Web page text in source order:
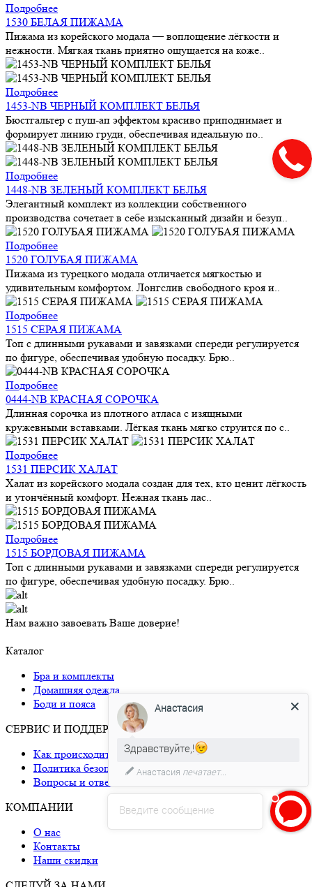
Подробнее
1530 БЕЛАЯ ПИЖАМА
Пижама из корейского модала — воплощение лёгкости и
нежности. Мягкая ткань приятно ощущается на коже..
Подробнее
1453-NB ЧЕРНЫЙ КОМПЛЕКТ БЕЛЬЯ
Бюстгальтер с пуш-ап эффектом красиво приподнимает и
формирует линию груди, обеспечивая идеальную по..
Подробнее
1448-NB ЗЕЛЕНЫЙ КОМПЛЕКТ БЕЛЬЯ
Элегантный комплект из коллекции собственного
производства сочетает в себе изысканный дизайн и безуп..
Подробнее
1520 ГОЛУБАЯ ПИЖАМА
Пижама из турецкого модала отличается мягкостью и
удивительным комфортом. Лонгслив свободного кроя и..
Подробнее
1515 СЕРАЯ ПИЖАМА
Топ с длинными рукавами и завязками спереди регулируется
по фигуре, обеспечивая удобную посадку. Брю..
Подробнее
0444-NB КРАСНАЯ СОРОЧКА
Длинная сорочка из плотного атласа с изящными
кружевными вставками. Лёгкая ткань мягко струится по с..
Подробнее
1531 ПЕРСИК ХАЛАТ
Халат из корейского модала создан для тех, кто ценит лёгкость
и утончённый комфорт. Нежная ткань лас..
Подробнее
1515 БОРДОВАЯ ПИЖАМА
Топ с длинными рукавами и завязками спереди регулируется
по фигуре, обеспечивая удобную посадку. Брю..
Нам важно завоевать Ваше доверие!
Каталог
Бра и комплекты
Домашняя одежда
Боди и пояса
СЕРВИС И ПОДДЕРЖКА
Как происходит доставка
Политика безопасности
Вопросы и ответы
КОМПАНИИ
О нас
Контакты
Наши скидки
Введите сообщение
Анастасия
Здравствуйте,!
Анастасия печатает...